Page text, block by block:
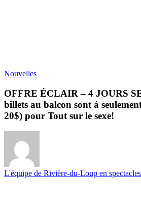
Nouvelles
OFFRE ÉCLAIR – 4 JOURS
billets au balcon sont à
20$) pour Tout sur le sexe!
L'équipe de Rivière-du-Loup en spectacles